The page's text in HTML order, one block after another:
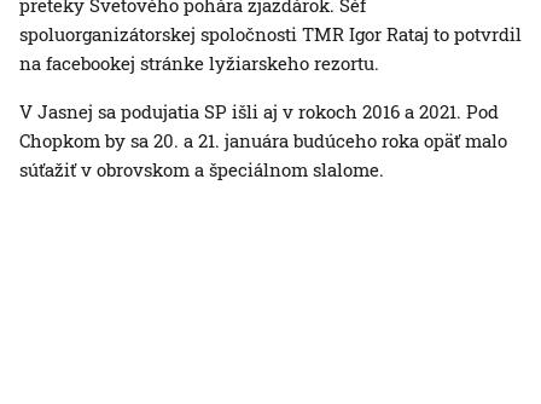
preteky Svetového pohára zjazdárok. Šéf
spoluorganizátorskej spoločnosti TMR Igor Rataj to potvrdil
na facebookej stránke lyžiarskeho rezortu.
V Jasnej sa podujatia SP išli aj v rokoch 2016 a 2021. Pod
Chopkom by sa 20. a 21. januára budúceho roka opäť malo
súťažiť v obrovskom a špeciálnom slalome.